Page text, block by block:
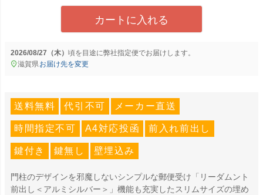
カートに入れる
2026/08/27（木） に弊社指定便でお届けします。
滋賀県お届け先を変更
送料無料 代引不可 メーカー直送
時間指定不可 A4対応投函 前入れ前出し
鍵付き 鍵無し 壁埋込み
門柱のデザインを邪魔しないシンプルな郵便受け「リーダムント
前出し＜アルミシルバー＞」機能も充実したスリムサイズの埋め